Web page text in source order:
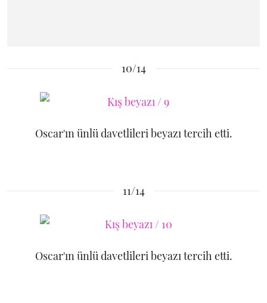
10/14
Oscar'ın ünlü davetlileri beyazı tercih etti.
11/14
Oscar'ın ünlü davetlileri beyazı tercih etti.